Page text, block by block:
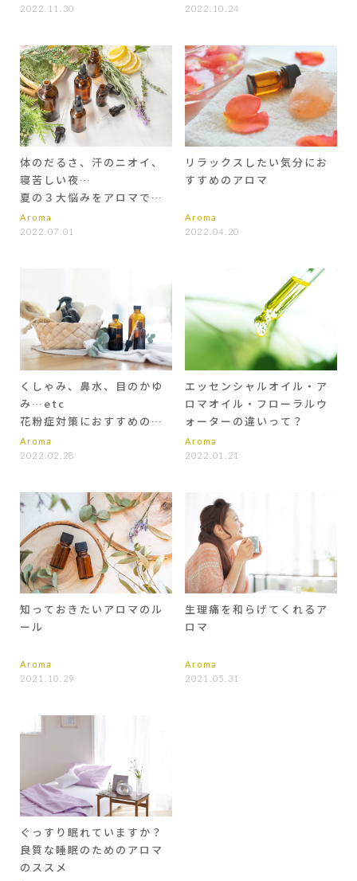
2022.11.30
2022.10.24
体のだるさ、汗のニオイ、
寝苦しい夜…
夏の３大悩みをアロマで乗
り切る
Aroma
2022.07.01
リラックスしたい気分にお
すすめのアロマ
Aroma
2022.04.20
くしゃみ、鼻水、目のかゆ
み…etc
花粉症対策におすすめのア
ロマオイルと活用法
Aroma
2022.02.28
エッセンシャルオイル・ア
ロマオイル・フローラルウ
ォーターの違いって？
Aroma
2022.01.21
知っておきたいアロマのル
ール
Aroma
2021.10.29
生理痛を和らげてくれるア
ロマ
Aroma
2021.05.31
ぐっすり眠れていますか？
良質な睡眠のためのアロマ
のススメ